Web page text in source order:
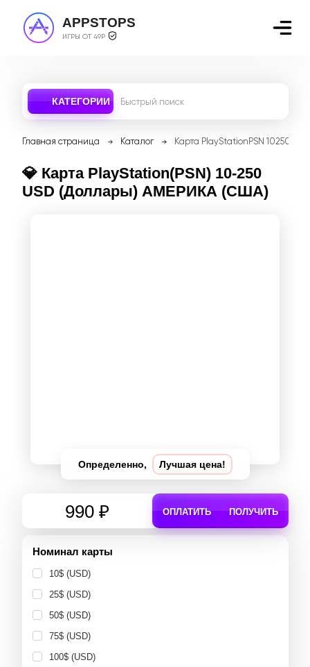
APPSTOPS
ИГРЫ ОТ 49Р
КАТЕГОРИИ
Главная страница Каталог Карта PlayStationPSN 10250
💎 Карта PlayStation(PSN) 10-250
USD (Доллары) АМЕРИКА (США)
Определенно, Лучшая цена!
990 ₽ ОПЛАТИТЬ ПОЛУЧИТЬ
Номинал карты
10$ (USD)
25$ (USD)
50$ (USD)
75$ (USD)
100$ (USD)